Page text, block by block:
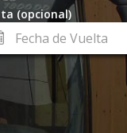
(opcional)